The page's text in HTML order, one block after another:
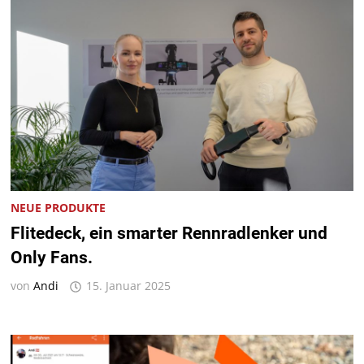
NEUE PRODUKTE
Flitedeck, ein smarter Rennradlenker und
Only Fans.
vonAndi 15. Januar 2025